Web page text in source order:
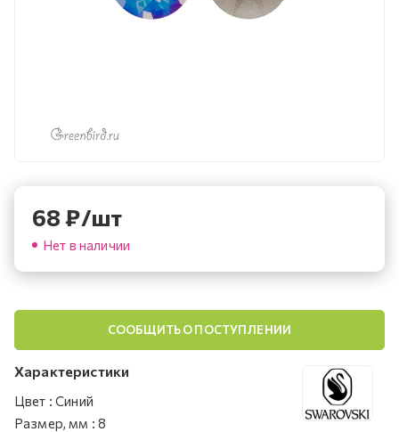
68₽/шт
Нет в наличии
СООБЩИТЬ О ПОСТУПЛЕНИИ
Характеристики
Цвет : Синий
Размер, мм : 8